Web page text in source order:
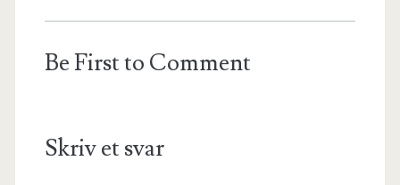
Be First to Comment
Skriv et svar